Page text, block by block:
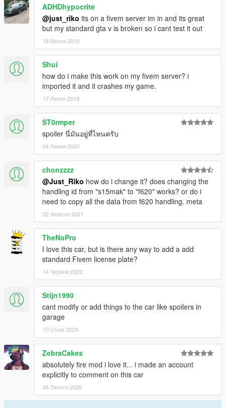
ADHDhypocrite
@just_riko its on a fivem server im in and its great
but my standard gta v is broken so i cant test it out
18 Квітня 2019
Shui
how do i make this work on my fivem server? i
imported it and it crashes my game.
17 Липня 2019
ST0rmper
spoiler นี่มันอยู่ที่ไหนครับ
04 Липня 2020
chonzzzz
@Just_Riko how do i change it? does changing the
handling id from "s15mak" to "f620" works? or do i
need to copy all the data from f620 handling. meta
22 Жовтня 2021
TheNoPro
I love this car, but is there any way to add a add
standard Fivem license plate?
14 Червня 2022
Stijn1990
cant modify or add things to the car like spoilers in
garage
10 Січня 2024
ZebraCakes
absolutely fire mod i love it... i made an account
explicitly to comment on this car
26 Лютого 2025